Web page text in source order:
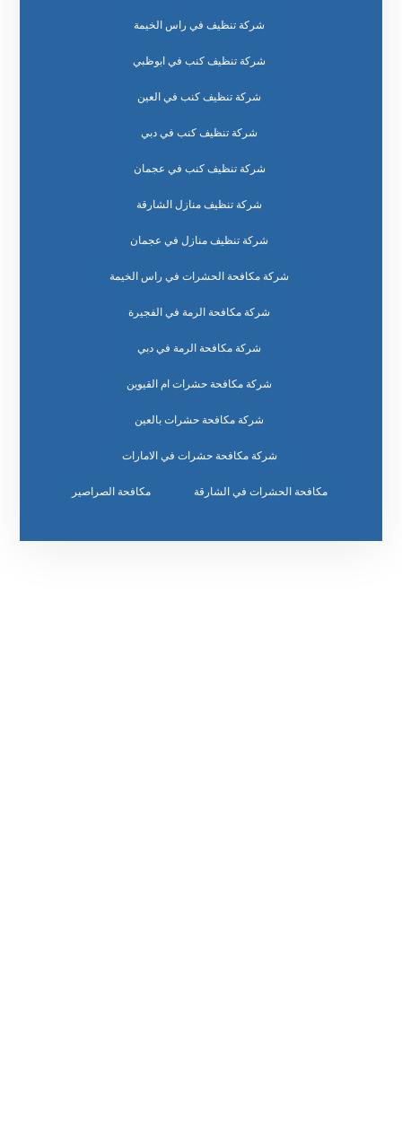
شركة تنظيف في راس الخيمة
شركة تنظيف كنب في ابوظبي
شركة تنظيف كنب في العين
شركة تنظيف كنب في دبي
شركة تنظيف كنب في عجمان
شركة تنظيف منازل الشارقة
شركة تنظيف منازل في عجمان
شركة مكافحة الحشرات في راس الخيمة
شركة مكافحة الرمة في الفجيرة
شركة مكافحة الرمة في دبي
شركة مكافحة حشرات ام القيوين
شركة مكافحة حشرات بالعين
شركة مكافحة حشرات في الامارات
مكافحة الحشرات في الشارقة مكافحة الصراصير